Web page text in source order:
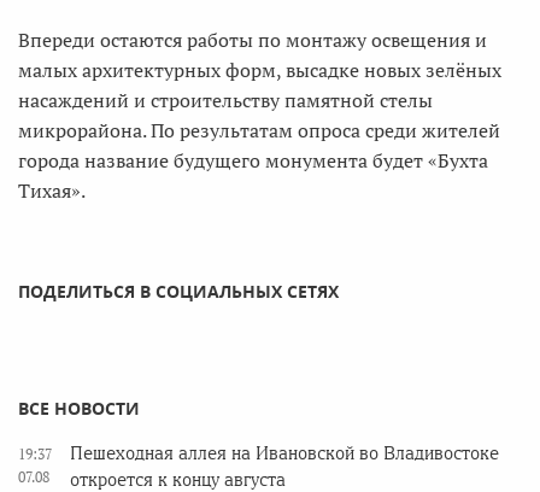
Впереди остаются работы по монтажу освещения и
малых архитектурных форм, высадке новых зелёных
насаждений и строительству памятной стелы
микрорайона. По результатам опроса среди жителей
города название будущего монумента будет «Бухта
Тихая».
ПОДЕЛИТЬСЯ В СОЦИАЛЬНЫХ СЕТЯХ
ВСЕ НОВОСТИ
19:37
07.08
Пешеходная аллея на Ивановской во Владивостоке
откроется к концу августа